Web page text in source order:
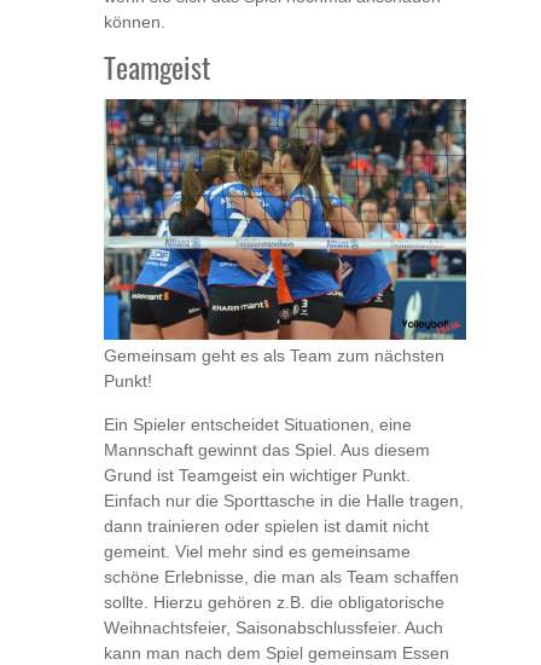
können.
Teamgeist
Gemeinsam geht es als Team zum nächsten
Punkt!
Ein Spieler entscheidet Situationen, eine
Mannschaft gewinnt das Spiel. Aus diesem
Grund ist Teamgeist ein wichtiger Punkt.
Einfach nur die Sporttasche in die Halle tragen,
dann trainieren oder spielen ist damit nicht
gemeint. Viel mehr sind es gemeinsame
schöne Erlebnisse, die man als Team schaffen
sollte. Hierzu gehören z.B. die obligatorische
Weihnachtsfeier, Saisonabschlussfeier. Auch
kann man nach dem Spiel gemeinsam Essen